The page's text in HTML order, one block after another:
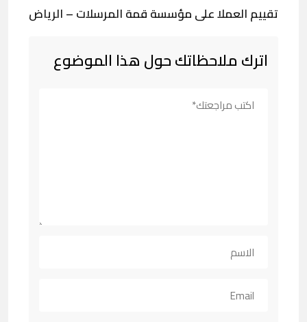
تقييم العملا على مؤسسة قمة المرسلات – الرياض
اترك ملاحظاتك حول هذا الموضوع